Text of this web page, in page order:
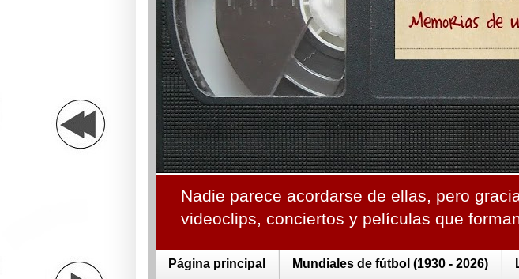
Nadie parece acordarse de ellas, pero
videoclips, conciertos y películas que
Página principal Mundiales de fútbol (1930 - 2026)